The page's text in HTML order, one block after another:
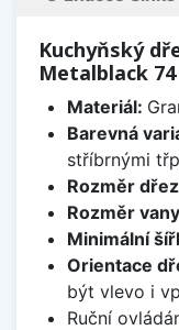
Kuchyňský
Metalblack 74
Materiál:
Barevná
stříbrnými
Rozměr
Rozměr
Minimální
Orientace
být vlevo i
Ruční